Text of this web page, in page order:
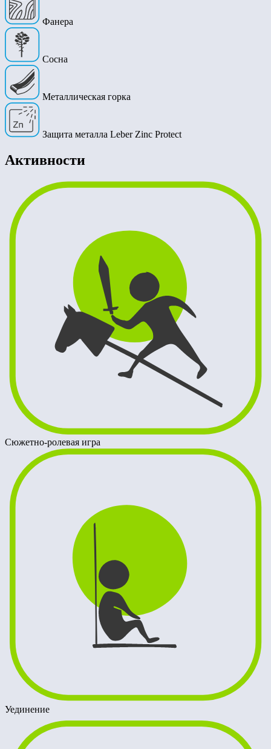
Фанера
Сосна
Металлическая горка
Защита металла Leber Zinc Protect
Активности
Сюжетно-ролевая игра
Уединение